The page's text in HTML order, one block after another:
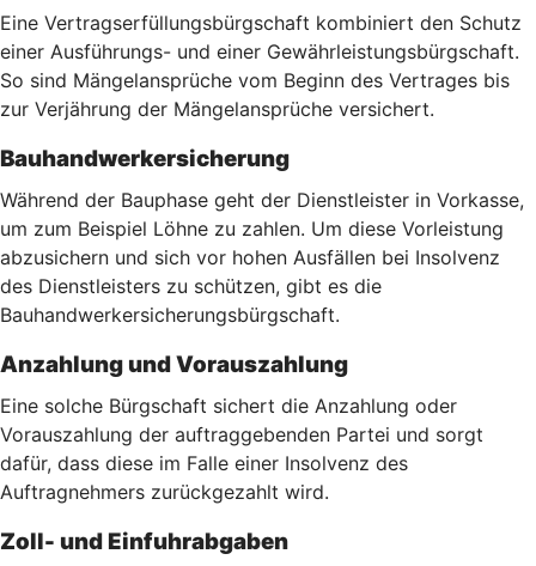
Eine Vertragserfüllungsbürgschaft kombiniert den Schutz
einer Ausführungs- und einer Gewährleistungsbürgschaft.
So sind Mängelansprüche vom Beginn des Vertrages bis
zur Verjährung der Mängelansprüche versichert.
Bauhandwerkersicherung
Während der Bauphase geht der Dienstleister in Vorkasse,
um zum Beispiel Löhne zu zahlen. Um diese Vorleistung
abzusichern und sich vor hohen Ausfällen bei Insolvenz
des Dienstleisters zu schützen, gibt es die
Bauhandwerkersicherungsbürgschaft.
Anzahlung und Vorauszahlung
Eine solche Bürgschaft sichert die Anzahlung oder
Vorauszahlung der auftraggebenden Partei und sorgt
dafür, dass diese im Falle einer Insolvenz des
Auftragnehmers zurückgezahlt wird.
Zoll- und Einfuhrabgaben